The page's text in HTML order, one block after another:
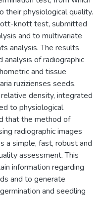
their physiological quality.
knott test, submitted
and to multivariate
analysis. The results
of radiographic
and tissue
ruzizienses seeds.
density, integrated
to physiological
that the method of
radiographic images
a simple, fast, robust and
assessment. This
information regarding
and to generate
and seedling